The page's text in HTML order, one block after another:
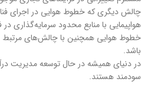
چالش دیگری که خطوط هوایی در اجرای
هواپیمایی با منابع محدود سرمایه‌گذاری
خطوط هوایی همچنین با چالش‌های مرتبط با
باشد.
در دنیای همیشه در حال توسعه مدیریت
سودمند هستند.